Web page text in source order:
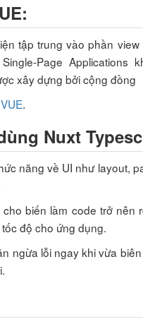
tập trung vào phần
Page
xây dựng bởi cộng đồng
.
Nuxt
năng về UI như layout,
biến làm code trở nên
độ cho ứng dụng.
ngừa lỗi ngay khi vừa